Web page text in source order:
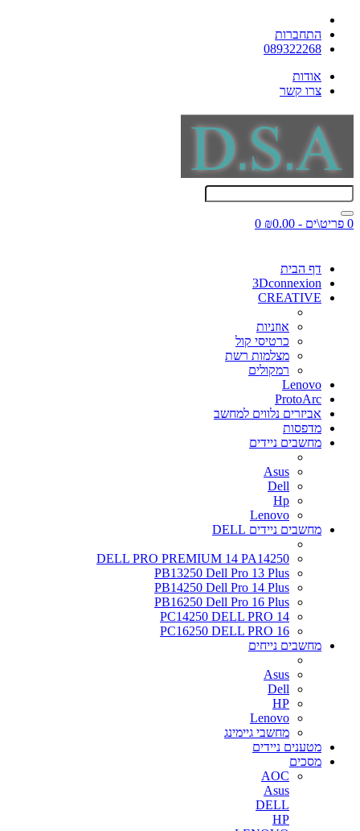
התחברות
089322268
אודות
צרו קשר
0 פריט\ים - ₪0.00 0
דף הבית
3Dconnexion
CREATIVE
אוזניות
כרטיסי קול
מצלמות רשת
רמקולים
Lenovo
ProtoArc
אביזרים נלווים למחשב
מדפסות
מחשבים ניידים
Asus
Dell
Hp
Lenovo
מחשבים ניידים DELL
DELL PRO PREMIUM 14 PA14250
PB13250 Dell Pro 13 Plus
PB14250 Dell Pro 14 Plus
PB16250 Dell Pro 16 Plus
PC14250 DELL PRO 14
PC16250 DELL PRO 16
מחשבים נייחים
Asus
Dell
HP
Lenovo
מחשבי גיימינג
מטענים ניידים
מסכים
AOC
Asus
DELL
HP